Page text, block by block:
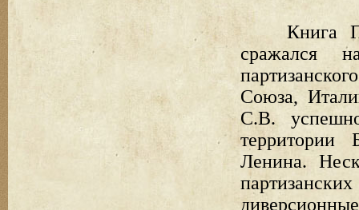
Книга
сражался
Союза,
С.В.
территории
Ленина.